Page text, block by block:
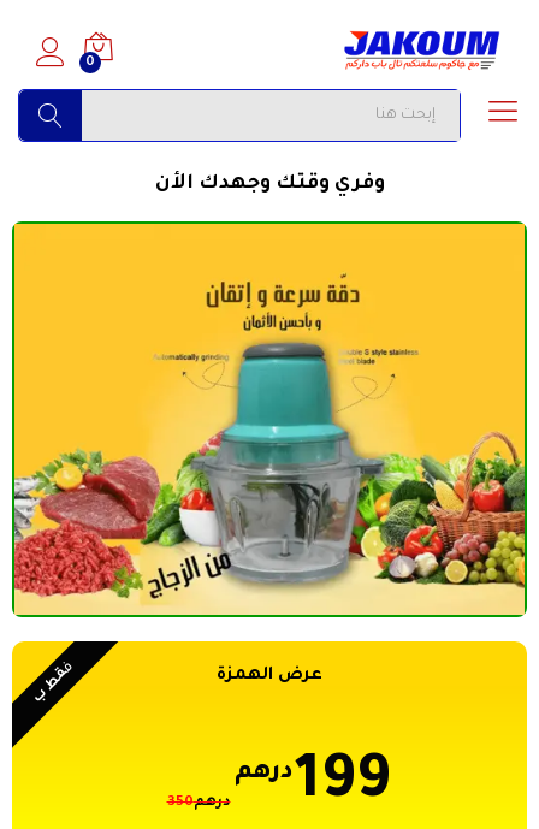
0
وفري وقتك وجهدك الأن
عرض الهمزة
درهم350
درهم199
ف
قط ب